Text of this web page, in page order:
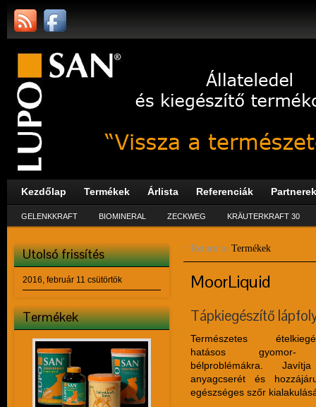
Kezdőlap Termékek Árlista Referenciák Partnerek
GELENKKRAFT BIOMINERAL ZECKWEG KRÄUTERKRAFT 30
Utolsó frissítés
2016, február 11 csütörtök
Termékek
↑ Return to Termékek
MoorLiquid
Tápkiegészítő
Természetes
hatásos
bélproblémákra.
anyagcserét és
egészséges szőr